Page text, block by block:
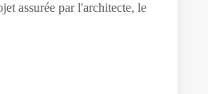
assurée par l'architecte, le